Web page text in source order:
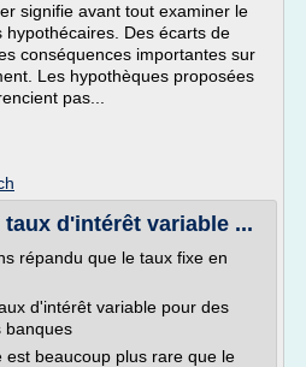
signifie avant tout examiner le
Des écarts de
conséquences importantes sur
Les hypothèques proposées
pas...
d'intérêt variable ...
répandu que le taux fixe en
d'intérêt variable pour des
banques
est beaucoup plus rare que le